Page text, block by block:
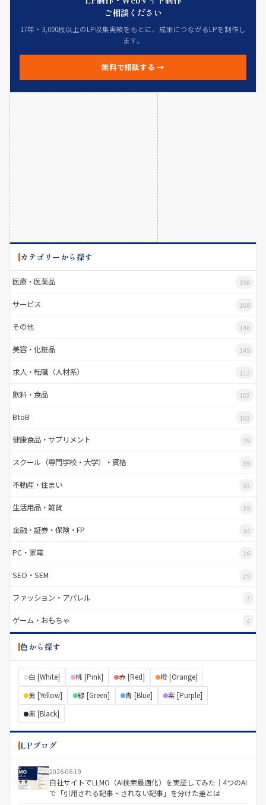
ご相談ください
17年・3,000枚以上のLP収集実績をもとに、成果につながるLPを制作し
ます。
無料で相談する →
カテゴリーから探す
医療・医薬品 196
サービス 168
その他 146
美容・化粧品 145
求人・転職（人材系） 112
飲料・食品 103
BtoB 103
健康食品・サプリメント 99
スクール（専門学校・大学）・資格 89
不動産・住まい 83
生活用品・雑貨 39
金融・証券・保険・FP 34
PC・家電 26
SEO・SEM 25
ファッション・アパレル 7
ゲーム・おもちゃ 4
色から探す
白 [White] 桃 [Pink] 赤 [Red]
橙 [Orange]
黄 [Yellow]
緑 [Green] 青 [Blue]
紫 [Purple]
黒 [Black]
LPブログ
2026-06-19
自社サイトでLLMO（AI検索最適化）を実証してみた｜4つのAI
で「引用される記事・されない記事」を分けた差とは